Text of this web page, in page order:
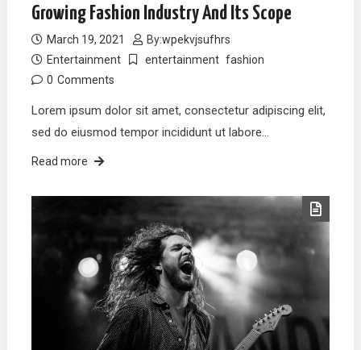
Growing Fashion Industry And Its Scope
March 19, 2021 By:wpekvjsufhrs
Entertainment
entertainment fashion
0 Comments
Lorem ipsum dolor sit amet, consectetur adipiscing elit,
sed do eiusmod tempor incididunt ut labore…
Read more